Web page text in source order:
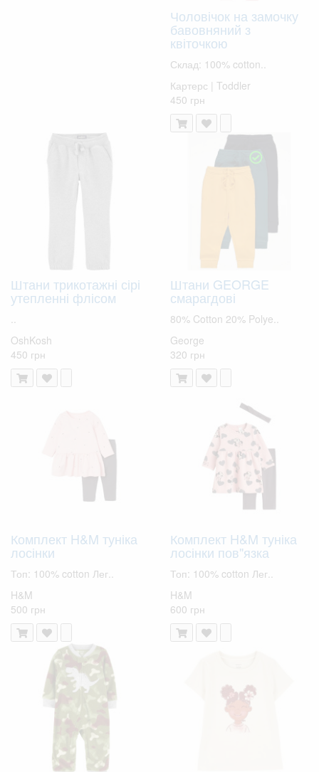
Чоловічок на замочку
бавовняний з
квіточкою
Склад: 100% cotton..
Картерс | Toddler
450 грн
Штани трикотажні сірі
утепленні флісом
OshKosh
450 грн
Штани GEORGE
смарагдові
80% Cotton 20% Polye..
George
320 грн
Комплект H&M туніка
лосінки
Топ: 100% cotton Лег..
H&M
500 грн
Комплект H&M туніка
лосінки пов"язка
Топ: 100% cotton Лег..
H&M
600 грн